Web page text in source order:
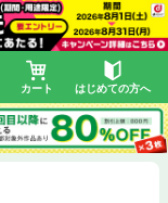
カート はじめての方へ